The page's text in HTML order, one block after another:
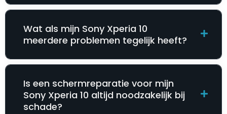
Wat als mijn Sony Xperia 10
meerdere problemen tegelijk heeft?
Is een schermreparatie voor mijn
Sony Xperia 10 altijd noodzakelijk bij
schade?